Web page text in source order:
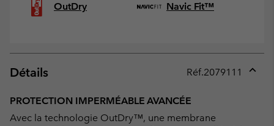
OutDry Navic Fit™
Détails Réf.2079111
PROTECTION IMPERMÉABLE AVANCÉE
Avec la technologie OutDry™, une membrane